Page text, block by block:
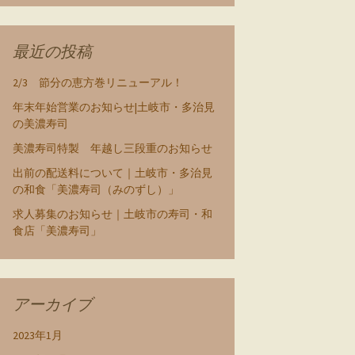
最近の投稿
2/3 節分の恵方巻リニューアル！
年末年始営業のお知らせ|土岐市・多治見
の美濃寿司
美濃寿司特製 年越し三段重のお知らせ
出前の配送料について｜土岐市・多治見
の和食「美濃寿司（みのずし）」
求人募集のお知らせ｜土岐市の寿司・和
食店「美濃寿司」
アーカイブ
2023年1月